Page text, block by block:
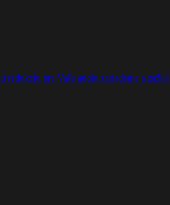
redukciu pre Vaše audio zariadenie a